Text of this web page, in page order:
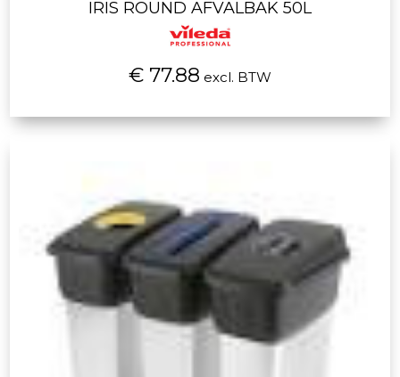
IRIS ROUND AFVALBAK 50L
€ 77.88 excl. BTW